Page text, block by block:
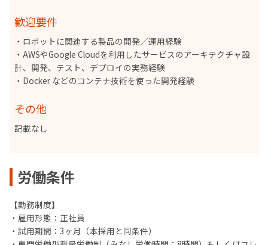
歓迎要件
・ロボットに関連する製品の開発／運用経験
・AWSやGoogle Cloudを利用したサービスのアーキテクチャ設
計、開発、テスト、デプロイの実務経験
・Docker などのコンテナ技術を使った開発経験
その他
記載なし
労働条件
【勤務制度】
・雇用形態：正社員
・試用期間：3ヶ月（本採用と同条件）